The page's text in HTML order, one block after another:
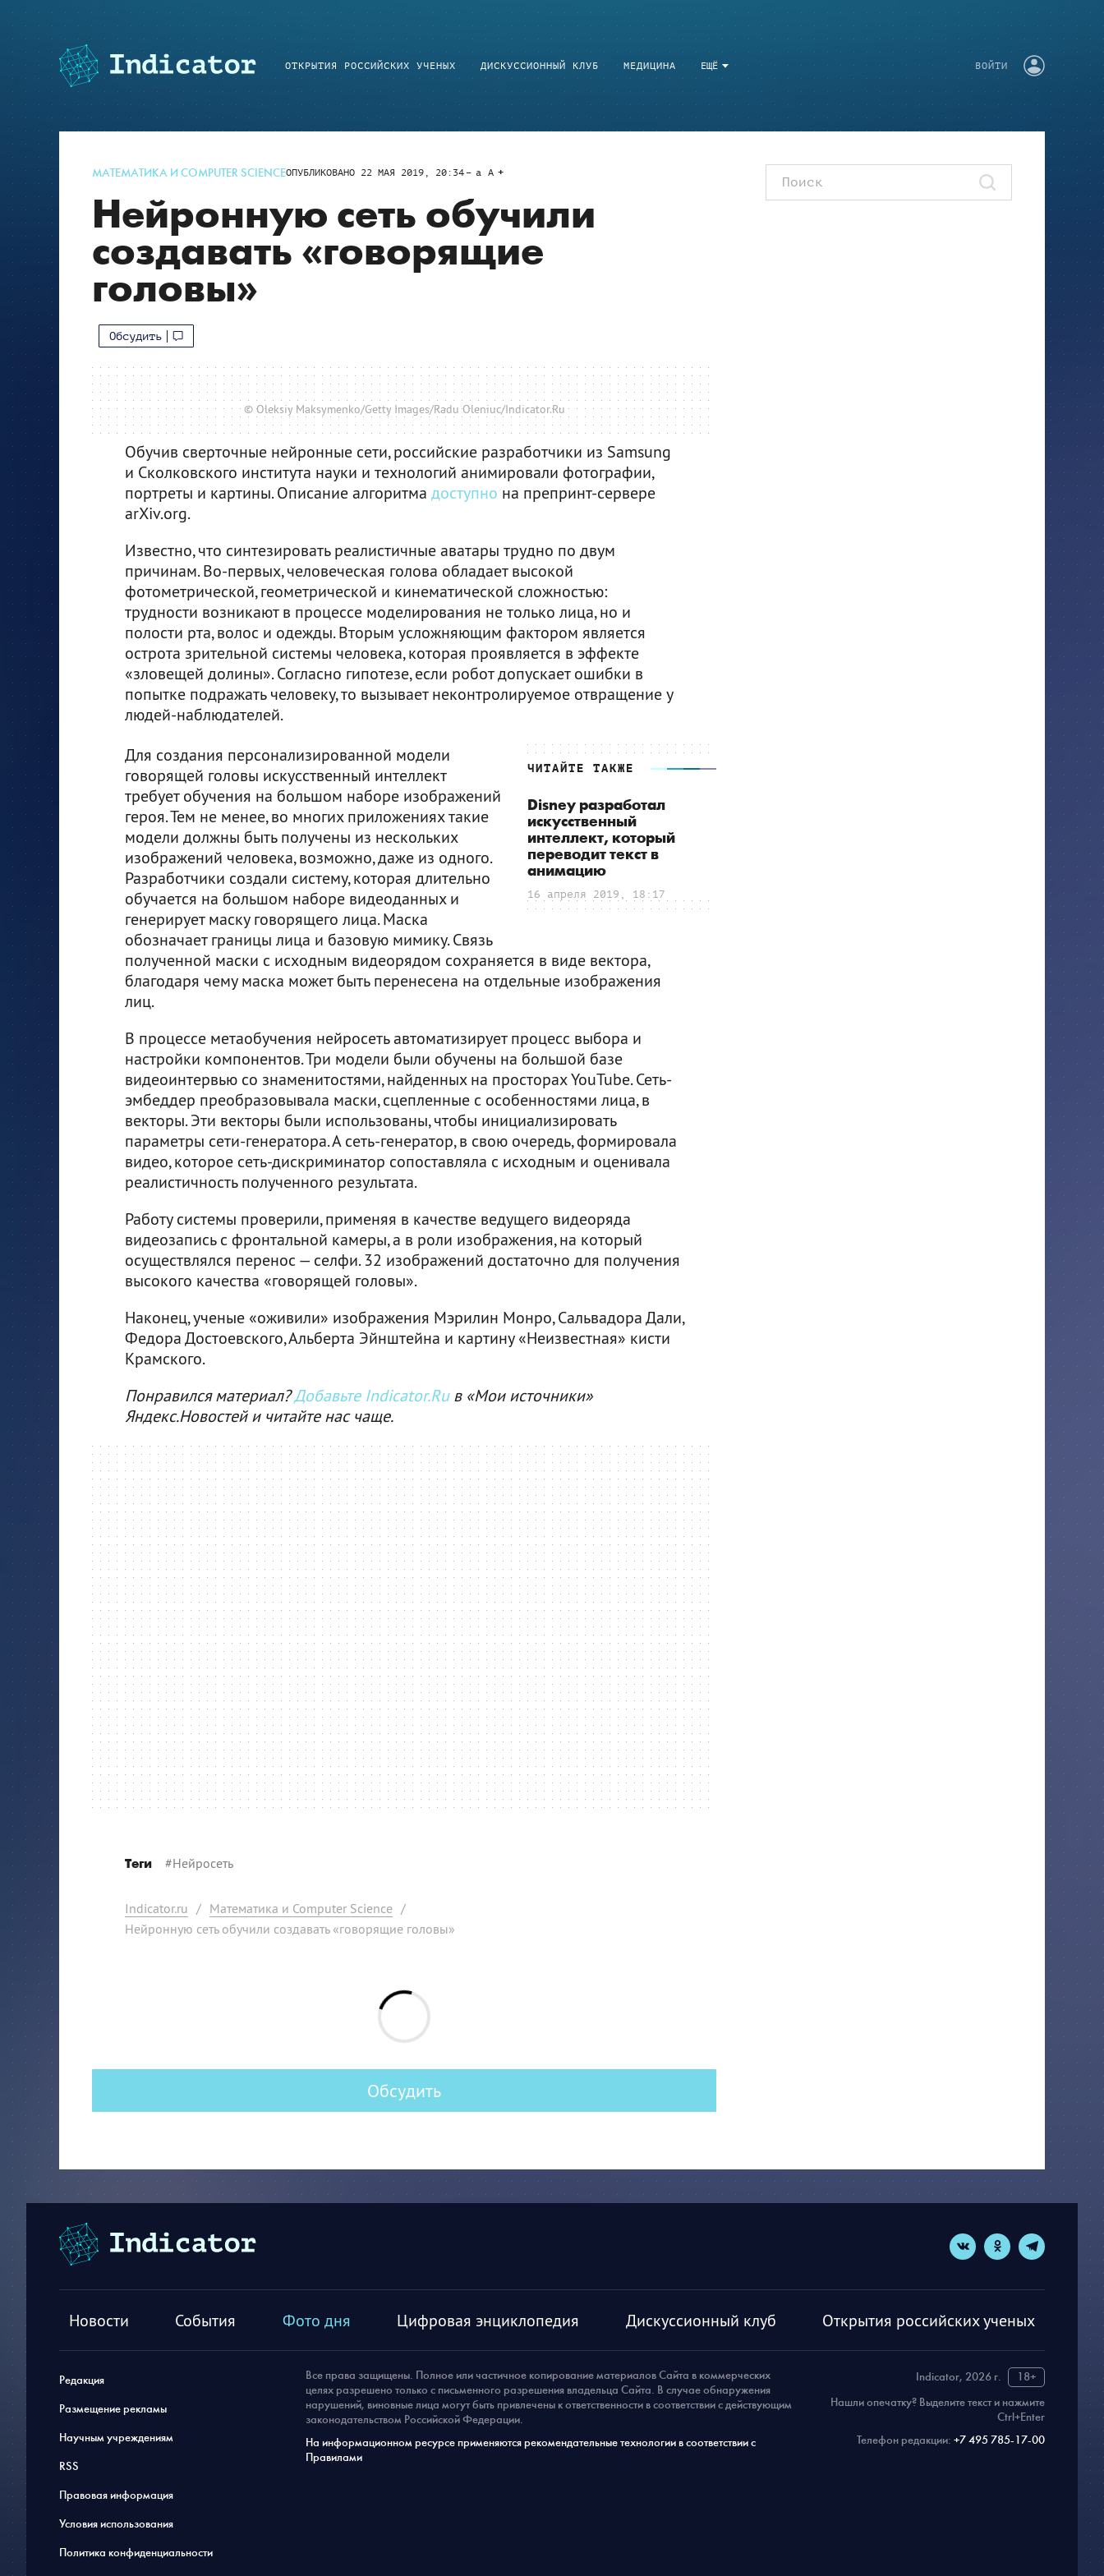
ЕЩЁ
ОТКРЫТИЯ РОССИЙСКИХ УЧЕНЫХ ДИСКУССИОННЫЙ КЛУБ МЕДИЦИНА ВОЙТИ
МАТЕМАТИКА И COMPUTER SCIENCEОПУБЛИКОВАНО 22 МАЯ 2019, 20:34 a A
Нейронную сеть обучили
создавать «говорящие
головы»
Обсудить
© Oleksiy Maksymenko/Getty Images/Radu Oleniuc/Indicator.Ru
Обучив сверточные нейронные сети, российские разработчики из Samsung
и Сколковского института науки и технологий анимировали фотографии,
портреты и картины. Описание алгоритма доступно на препринт-сервере
arXiv.org.
Известно, что синтезировать реалистичные аватары трудно по двум
причинам. Во-первых, человеческая голова обладает высокой
фотометрической, геометрической и кинематической сложностью:
трудности возникают в процессе моделирования не только лица, но и
полости рта, волос и одежды. Вторым усложняющим фактором является
острота зрительной системы человека, которая проявляется в эффекте
«зловещей долины». Согласно гипотезе, если робот допускает ошибки в
попытке подражать человеку, то вызывает неконтролируемое отвращение у
людей-наблюдателей.
ЧИТАЙТЕ ТАКЖЕ
Disney разработал
искусственный
интеллект, который
переводит текст в
анимацию
16 апреля 2019, 18:17
Для создания персонализированной модели
говорящей головы искусственный интеллект
требует обучения на большом наборе изображений
героя. Тем не менее, во многих приложениях такие
модели должны быть получены из нескольких
изображений человека, возможно, даже из одного.
Разработчики создали систему, которая длительно
обучается на большом наборе видеоданных и
генерирует маску говорящего лица. Маска
обозначает границы лица и базовую мимику. Связь
полученной маски с исходным видеорядом сохраняется в виде вектора,
благодаря чему маска может быть перенесена на отдельные изображения
лиц.
В процессе метаобучения нейросеть автоматизирует процесс выбора и
настройки компонентов. Три модели были обучены на большой базе
видеоинтервью со знаменитостями, найденных на просторах YouTube. Сеть-
эмбеддер преобразовывала маски, сцепленные с особенностями лица, в
векторы. Эти векторы были использованы, чтобы инициализировать
параметры сети-генератора. А сеть-генератор, в свою очередь, формировала
видео, которое сеть-дискриминатор сопоставляла с исходным и оценивала
реалистичность полученного результата.
Работу системы проверили, применяя в качестве ведущего видеоряда
видеозапись с фронтальной камеры, а в роли изображения, на который
осуществлялся перенос — селфи. 32 изображений достаточно для получения
высокого качества «говорящей головы».
Наконец, ученые «оживили» изображения Мэрилин Монро, Сальвадора Дали,
Федора Достоевского, Альберта Эйнштейна и картину «Неизвестная» кисти
Крамского.
Понравился материал?Добавьте Indicator.Ruв «Мои источники»
Яндекс.Новостей и читайте нас чаще.
Теги #Нейросеть
Indicator.ru / Математика и Computer Science /
Нейронную сеть обучили создавать «говорящие головы»
Обсудить
Новости События Фото дня Цифровая энциклопедия Дискуссионный клуб Открытия российских ученых
Редакция
Размещение рекламы
Научным учреждениям
RSS
Правовая информация
Условия использования
Политика конфиденциальности
Indicator, 2026 г.
18+
Нашли опечатку? Выделите текст и нажмите
Ctrl+Enter
Телефон редакции: +7 495 785-17-00
Все права защищены. Полное или частичное копирование материалов Сайта в коммерческих
целях разрешено только с письменного разрешения владельца Сайта. В случае обнаружения
нарушений, виновные лица могут быть привлечены к ответственности в соответствии с действующим
законодательством Российской Федерации.
На информационном ресурсе применяются рекомендательные технологии в соответствии с
Правилами